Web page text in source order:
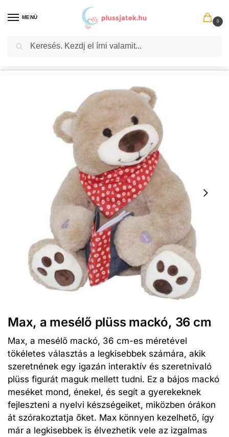
MENÜ
0
Max, a mesélő plüss mackó, 36 cm
Max, a mesélő mackó, 36 cm-es méretével
tökéletes választás a legkisebbek számára, akik
szeretnének egy igazán interaktív és szeretnivaló
plüss figurát maguk mellett tudni. Ez a bájos mackó
meséket mond, énekel, és segít a gyerekeknek
fejleszteni a nyelvi készségeiket, miközben órákon
át szórakoztatja őket. Max könnyen kezelhető, így
már a legkisebbek is élvezhetik vele az izgalmas